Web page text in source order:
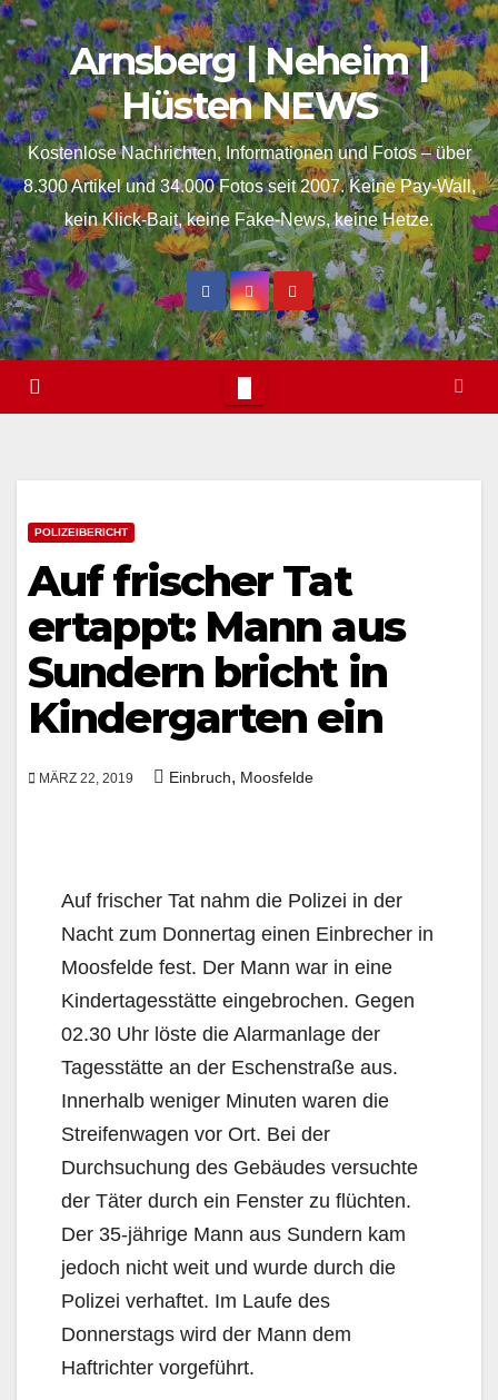
springen
Skip
to
content
Arnsberg | Neheim |
Hüsten NEWS
Kostenlose Nachrichten, Informationen und Fotos – über
8.300 Artikel und 34.000 Fotos seit 2007. Keine Pay-Wall,
kein Klick-Bait, keine Fake-News, keine Hetze.
POLIZEIBERICHT
Auf frischer Tat
ertappt: Mann aus
Sundern bricht in
Kindergarten ein
MÄRZ 22, 2019 Einbruch, Moosfelde
Auf frischer Tat nahm die Polizei in der
Nacht zum Donnertag einen Einbrecher in
Moosfelde fest. Der Mann war in eine
Kindertagesstätte eingebrochen. Gegen
02.30 Uhr löste die Alarmanlage der
Tagesstätte an der Eschenstraße aus.
Innerhalb weniger Minuten waren die
Streifenwagen vor Ort. Bei der
Durchsuchung des Gebäudes versuchte
der Täter durch ein Fenster zu flüchten.
Der 35-jährige Mann aus Sundern kam
jedoch nicht weit und wurde durch die
Polizei verhaftet. Im Laufe des
Donnerstags wird der Mann dem
Haftrichter vorgeführt.